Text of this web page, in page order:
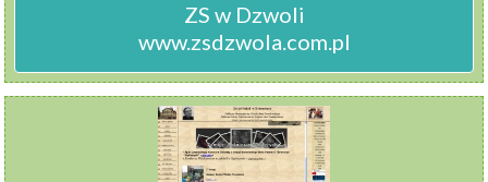
ZS w Dzwoli
www.zsdzwola.com.pl